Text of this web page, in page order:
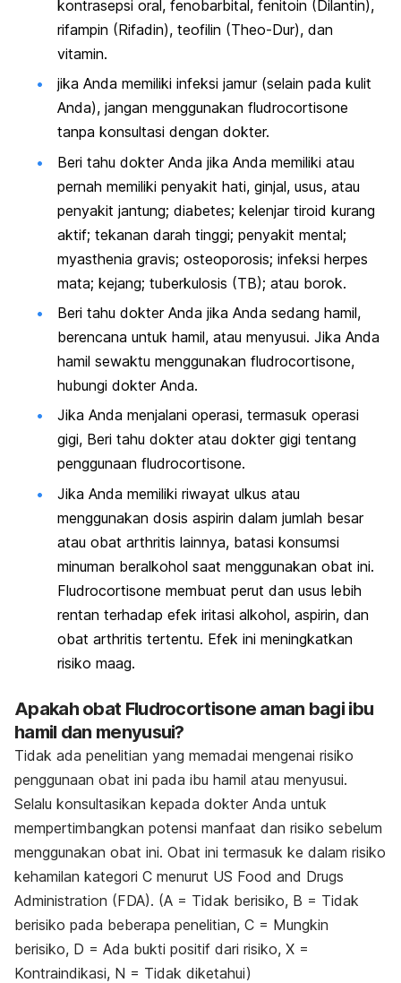
kontrasepsi oral, fenobarbital, fenitoin (Dilantin),
rifampin (Rifadin), teofilin (Theo-Dur), dan
vitamin.
jika Anda memiliki infeksi jamur (selain pada kulit
Anda), jangan menggunakan fludrocortisone
tanpa konsultasi dengan dokter.
Beri tahu dokter Anda jika Anda memiliki atau
pernah memiliki penyakit hati, ginjal, usus, atau
penyakit jantung; diabetes; kelenjar tiroid kurang
aktif; tekanan darah tinggi; penyakit mental;
myasthenia gravis; osteoporosis; infeksi herpes
mata; kejang; tuberkulosis (TB); atau borok.
Beri tahu dokter Anda jika Anda sedang hamil,
berencana untuk hamil, atau menyusui. Jika Anda
hamil sewaktu menggunakan fludrocortisone,
hubungi dokter Anda.
Jika Anda menjalani operasi, termasuk operasi
gigi, Beri tahu dokter atau dokter gigi tentang
penggunaan fludrocortisone.
Jika Anda memiliki riwayat ulkus atau
menggunakan dosis aspirin dalam jumlah besar
atau obat arthritis lainnya, batasi konsumsi
minuman beralkohol saat menggunakan obat ini.
Fludrocortisone membuat perut dan usus lebih
rentan terhadap efek iritasi alkohol, aspirin, dan
obat arthritis tertentu. Efek ini meningkatkan
risiko maag.
Apakah obat Fludrocortisone aman bagi ibu
hamil dan menyusui?
Tidak ada penelitian yang memadai mengenai risiko
penggunaan obat ini pada ibu hamil atau menyusui.
Selalu konsultasikan kepada dokter Anda untuk
mempertimbangkan potensi manfaat dan risiko sebelum
menggunakan obat ini. Obat ini termasuk ke dalam risiko
kehamilan kategori C menurut US Food and Drugs
Administration (FDA). (A = Tidak berisiko, B = Tidak
berisiko pada beberapa penelitian, C = Mungkin
berisiko, D = Ada bukti positif dari risiko, X =
Kontraindikasi, N = Tidak diketahui)